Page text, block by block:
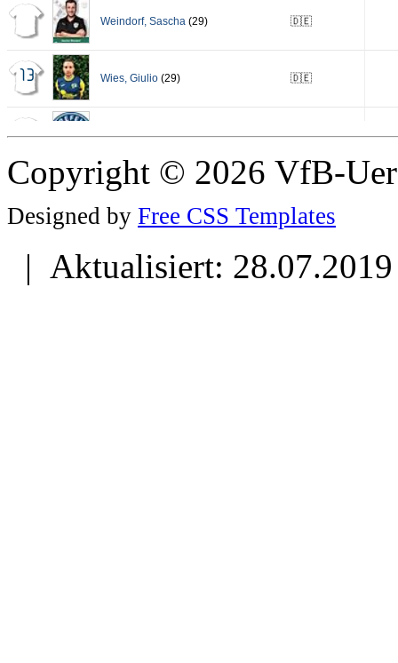
Copyright © 2026 VfB-
Designed by Free CSS Templates
| Aktualisiert: 28.07.2019